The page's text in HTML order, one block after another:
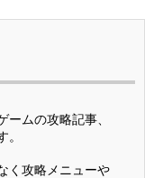
ームの攻略記事、
く攻略メニューや